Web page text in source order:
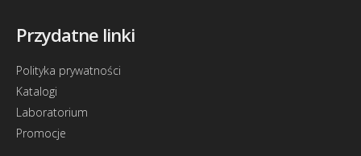
Przydatne linki
Polityka prywatności
Katalogi
Laboratorium
Promocje